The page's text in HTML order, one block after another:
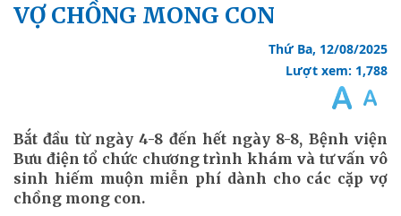
VỢ CHỒNG MONG CON
Thứ Ba, 12/08/2025
Lượt xem: 1,788
Bắt đầu từ ngày 4-8 đến hết ngày 8-8, Bệnh viện
Bưu điện tổ chức chương trình khám và tư vấn vô
sinh hiếm muộn miễn phí dành cho các cặp vợ
chồng mong con.